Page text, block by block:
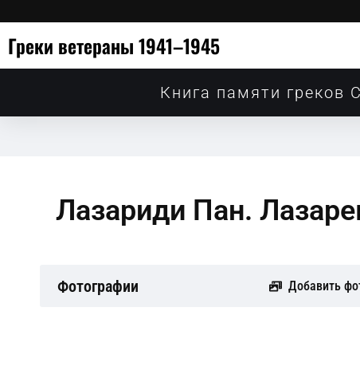
Греки ветераны 1941–1945
Книга памяти греков
Лазариди Пан.
Фотографии Добавить